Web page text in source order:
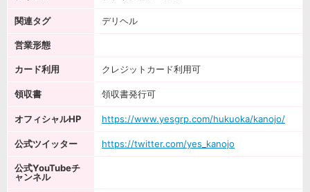
関連タグ デリヘル
営業形態
カード利用 クレジットカード利用可
領収書 領収書発行可
オフィシャルHP https://www.yesgrp.com/hukuoka/kanojo/
公式ツイッター https://twitter.com/yes_kanojo
公式YouTubeチ
ャンネル